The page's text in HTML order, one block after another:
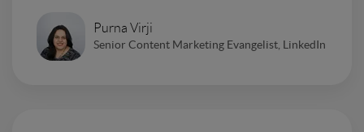
Purna Virji
Senior Content Marketing Evangelist, LinkedIn